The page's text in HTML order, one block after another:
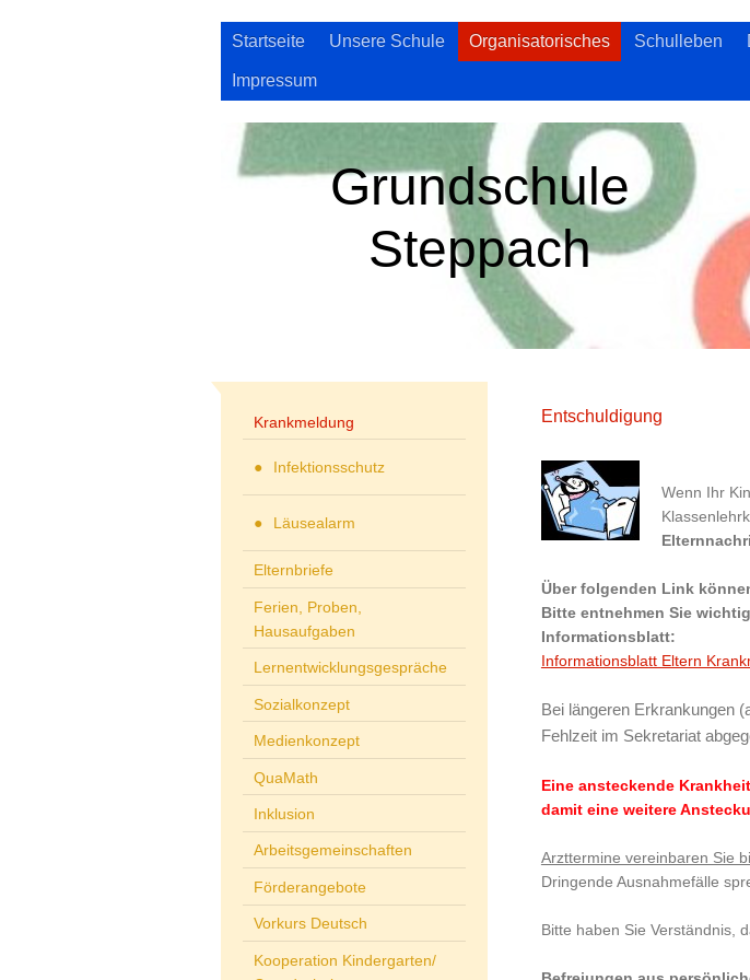
Startseite Unsere Schule Organisatorisches Schulleben
Impressum
Grundschule
Steppach
Entschuldigung
Wenn Ihr
Über folgenden Link
Bitte entnehmen Sie
Informationsblatt:
Informationsblatt Eltern
Bei längeren Erkrankungen
Fehlzeit im Sekretariat
Eine ansteckende
damit eine weitere
Arzttermine vereinbaren Sie
Dringende Ausnahmefälle
Bitte haben Sie Verständnis,
Krankmeldung
Infektionsschutz
Läusealarm
Elternbriefe
Ferien, Proben,
Hausaufgaben
Lernentwicklungsgespräche
Sozialkonzept
Medienkonzept
QuaMath
Inklusion
Arbeitsgemeinschaften
Förderangebote
Vorkurs Deutsch
Kooperation Kindergarten/